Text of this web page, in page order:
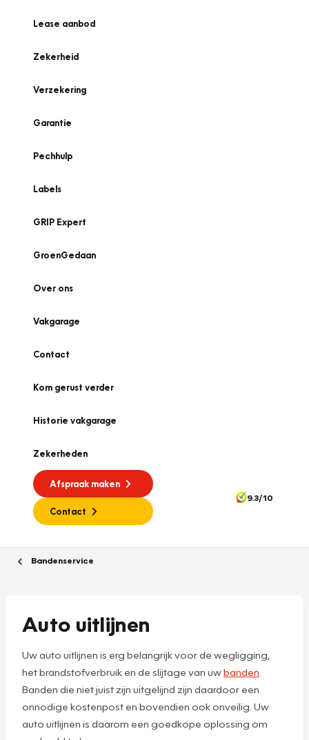
Lease aanbod
Zekerheid
Verzekering
Garantie
Pechhulp
Labels
GRIP Expert
GroenGedaan
Over ons
Vakgarage
Contact
Kom gerust verder
Historie vakgarage
Zekerheden
Afspraak maken
Contact
9.3/10
Bandenservice
Auto uitlijnen
Uw auto uitlijnen is erg belangrijk voor de wegligging,
het brandstofverbruik en de slijtage van uwbanden
Banden die niet juist zijn uitgelijnd zijn daardoor een
onnodige kostenpost en bovendien ook onveilig. Uw
auto uitlijnen is daarom een goedkope oplossing om